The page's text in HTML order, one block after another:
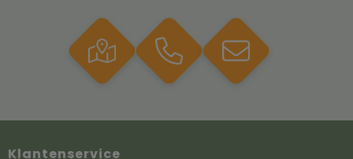
Klantenservice